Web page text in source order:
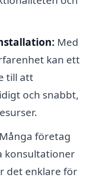
Med
kan ett
till att
och snabbt,
Många företag
konsultationer
det enklare för